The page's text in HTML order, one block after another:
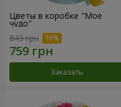
Цветы в коробке "Мое
чудо"
843 грн
Заказать